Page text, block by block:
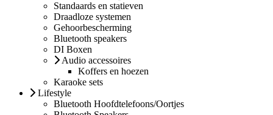
Standaards en statieven
Draadloze systemen
Gehoorbescherming
Bluetooth speakers
DI Boxen
Audio accessoires
Koffers en hoezen
Karaoke sets
Lifestyle
Bluetooth Hoofdtelefoons/Oortjes